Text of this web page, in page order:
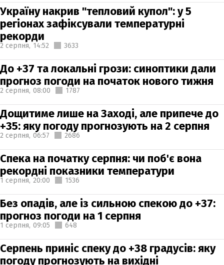
Україну накрив "тепловий купол": у 5
регіонах зафіксували температурні
рекорди
2 серпня, 14:52 3633
До +37 та локальні грози: синоптики дали
прогноз погоди на початок нового тижня
2 серпня, 08:00 1787
Дощитиме лише на Заході, але припече до
+35: яку погоду прогнозують на 2 серпня
2 серпня, 06:57 2686
Спека на початку серпня: чи поб'є вона
рекордні показники температури
1 серпня, 20:00 1536
Без опадів, але із сильною спекою до +37:
прогноз погоди на 1 серпня
1 серпня, 09:05 648
Серпень приніс спеку до +38 градусів: яку
погоду прогнозують на вихідні